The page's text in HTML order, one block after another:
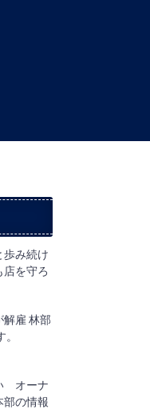
歩み続け
を守ろ
雇 林部
オーナ
部の情報